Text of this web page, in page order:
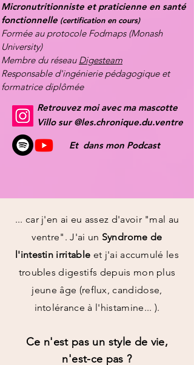
Micronutritionniste et praticienne en santé
fonctionnelle (certification en cours)
Formée au protocole Fodmaps (Monash
University)
Membre du réseau Digesteam
Responsable d'ingénierie pédagogique et
formatrice diplômée
Retrouvez moi avec ma mascotte
Villo sur @les.chronique.du.ventre
Et dans mon Podcast
... car j'en ai eu assez d'avoir "mal au
ventre". J'ai un Syndrome de
l'intestin irritable et j'ai accumulé les
troubles digestifs depuis mon plus
jeune âge (reflux, candidose,
intolérance à l'histamine... ).
Ce n'est pas un style de vie,
n'est-ce pas ?